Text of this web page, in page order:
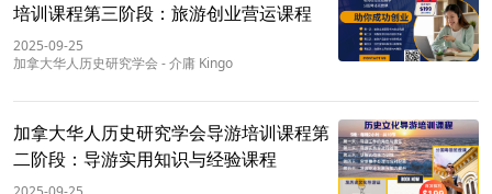
培训课程第三阶段：旅游创业营运课程
2025-09-25
加拿大华人历史研究学会-介庸 Kingo
加拿大华人历史研究学会导游培训课程第
二阶段：导游实用知识与经验课程